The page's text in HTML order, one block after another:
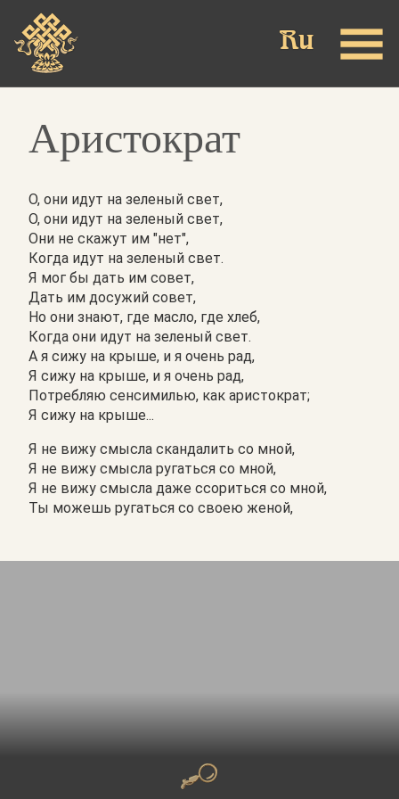
main
content
Аристократ
О, они идут на зеленый свет,
О, они идут на зеленый свет,
Они не скажут им "нет",
Когда идут на зеленый свет.
Я мог бы дать им совет,
Дать им досужий совет,
Но они знают, где масло, где хлеб,
Когда они идут на зеленый свет.
А я сижу на крыше, и я очень рад,
Я сижу на крыше, и я очень рад,
Потребляю сенсимилью, как аристократ;
Я сижу на крыше...
Я не вижу смысла скандалить со мной,
Я не вижу смысла ругаться со мной,
Я не вижу смысла даже ссориться со мной,
Ты можешь ругаться со своею женой,